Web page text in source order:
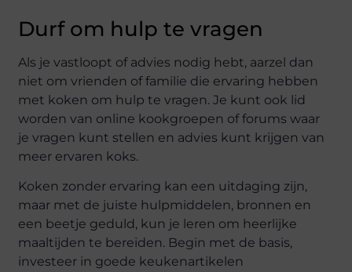
Durf om hulp te vragen
Als je vastloopt of advies nodig hebt, aarzel dan
niet om vrienden of familie die ervaring hebben
met koken om hulp te vragen. Je kunt ook lid
worden van online kookgroepen of forums waar
je vragen kunt stellen en advies kunt krijgen van
meer ervaren koks.
Koken zonder ervaring kan een uitdaging zijn,
maar met de juiste hulpmiddelen, bronnen en
een beetje geduld, kun je leren om heerlijke
maaltijden te bereiden. Begin met de basis,
investeer in goede keukenartikelen